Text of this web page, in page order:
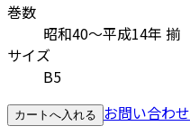
巻数
昭和40～平成14年 揃
サイズ
B5
カートへ入れる お問い合わせ